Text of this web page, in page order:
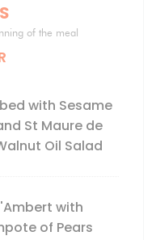
of the meal
with Sesame
St Maure de
Oil Salad
with
of Pears